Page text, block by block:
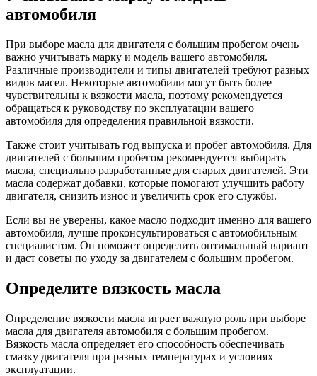
автомобиля
При выборе масла для двигателя с большим пробегом очень
важно учитывать марку и модель вашего автомобиля.
Различные производители и типы двигателей требуют разных
видов масел. Некоторые автомобили могут быть более
чувствительны к вязкости масла, поэтому рекомендуется
обращаться к руководству по эксплуатации вашего
автомобиля для определения правильной вязкости.
Также стоит учитывать год выпуска и пробег автомобиля. Для
двигателей с большим пробегом рекомендуется выбирать
масла, специально разработанные для старых двигателей. Эти
масла содержат добавки, которые помогают улучшить работу
двигателя, снизить износ и увеличить срок его службы.
Если вы не уверены, какое масло подходит именно для вашего
автомобиля, лучше проконсультироваться с автомобильным
специалистом. Он поможет определить оптимальный вариант
и даст советы по уходу за двигателем с большим пробегом.
Определите вязкость масла
Определение вязкости масла играет важную роль при выборе
масла для двигателя автомобиля с большим пробегом.
Вязкость масла определяет его способность обеспечивать
смазку двигателя при разных температурах и условиях
эксплуатации.